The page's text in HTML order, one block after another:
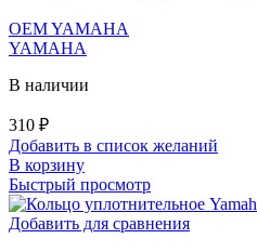
OEM YAMAHA
YAMAHA
В наличии
310 ₽
Добавить в список желаний
В корзину
Быстрый просмотр
Добавить для сравнения